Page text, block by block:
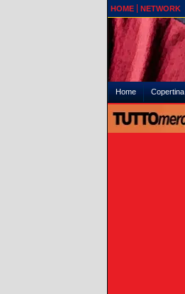
HOME NETWORK
Home Copertina